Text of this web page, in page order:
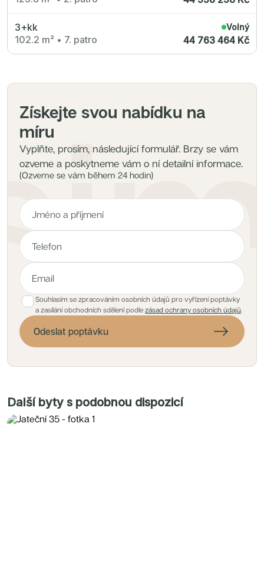
3+kk
102.2 m² • 7. patro
Volný
44 763 464 Kč
Získejte svou nabídku na
míru
Vyplňte, prosím, následující formulář. Brzy se vám
ozveme a poskytneme vám o ní detailní informace.
(Ozveme se vám během 24 hodin)
Souhlasím se zpracováním osobních údajů pro vyřízení poptávky
a zasílání obchodních sdělení podle zásad ochrany osobních údajů.
Odeslat poptávku
Další byty s podobnou dispozicí